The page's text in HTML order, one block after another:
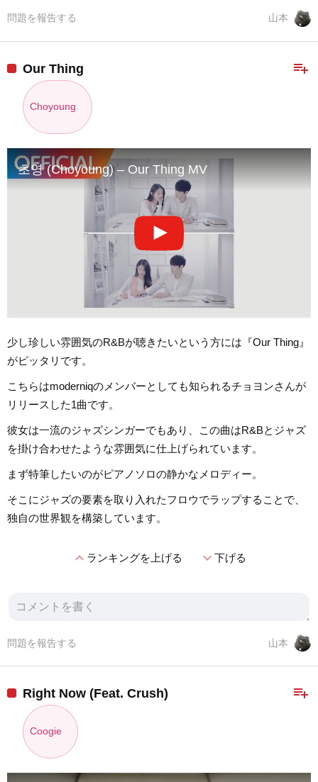
山本
問題を報告する
playlist_add
Our Thing
Choyoung
초영 (Choyoung) – Our Thing MV
少し珍しい雰囲気のR&Bが聴きたいという方には『Our Thing』
がピッタリです。
こちらはmoderniqのメンバーとしても知られるチョヨンさんが
リリースした1曲です。
彼女は一流のジャズシンガーでもあり、この曲はR&Bとジャズ
を掛け合わせたような雰囲気に仕上げられています。
まず特筆したいのがピアノソロの静かなメロディー。
そこにジャズの要素を取り入れたフロウでラップすることで、
独自の世界観を構築しています。
expand_lessランキングを上げる expand_more下げる
山本
問題を報告する
playlist_add
Right Now (Feat. Crush)
Coogie